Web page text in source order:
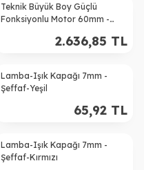
Teknik Büyük Boy Güçlü
Fonksiyonlu Motor 60mm -
2.636,85 TL
Lamba-Işık Kapağı 7mm -
Şeffaf-Yeşil
65,92 TL
Lamba-Işık Kapağı 7mm -
Şeffaf-Kırmızı